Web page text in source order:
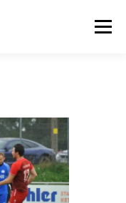
Menü
& FÖRDERER
CHRONIK